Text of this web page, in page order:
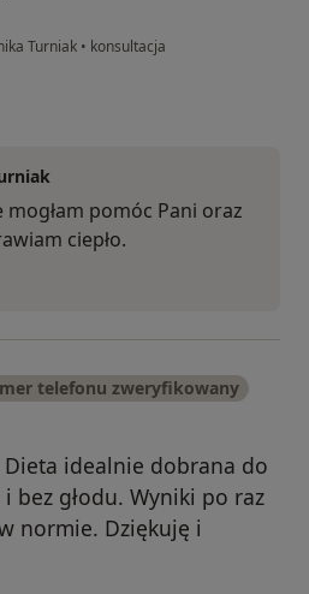
Turniak • konsultacja
mogłam pomóc Pani oraz
ciepło.
telefonu zweryfikowany
Dieta idealnie dobrana do
bez głodu. Wyniki po raz
normie. Dziękuję i